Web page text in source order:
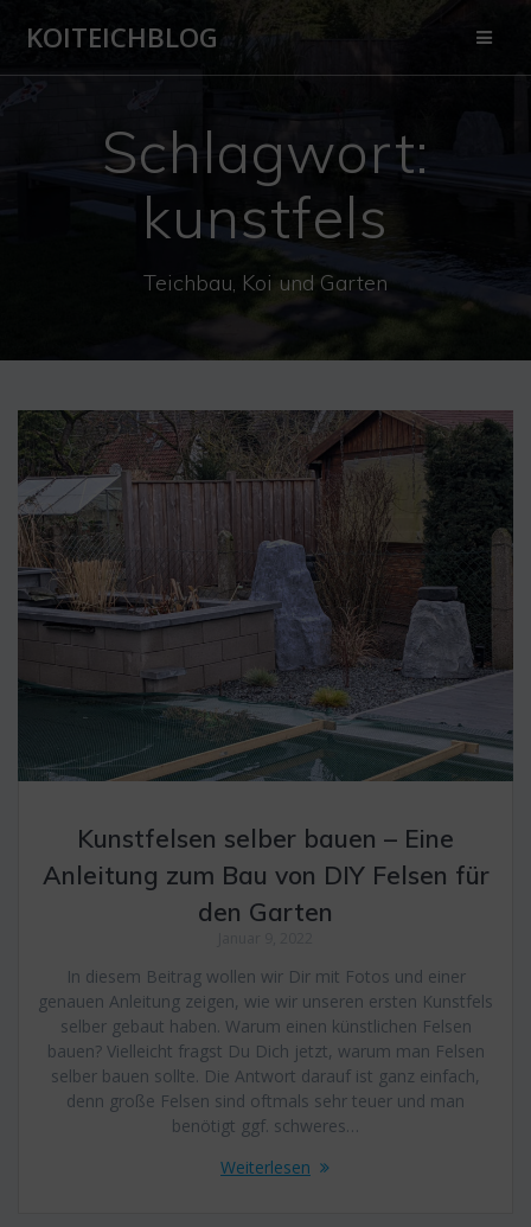
Inhalt
KOITEICHBLOG
Schlagwort:
kunstfels
Teichbau, Koi und Garten
Kunstfelsen selber bauen – Eine
Anleitung zum Bau von DIY Felsen für
den Garten
In diesem Beitrag wollen wir Dir mit Fotos und einer
genauen Anleitung zeigen, wie wir unseren ersten Kunstfels
selber gebaut haben. Warum einen künstlichen Felsen
bauen? Vielleicht fragst Du Dich jetzt, warum man Felsen
selber bauen sollte. Die Antwort darauf ist ganz einfach,
denn große Felsen sind oftmals sehr teuer und man
benötigt ggf. schweres…
Weiterlesen